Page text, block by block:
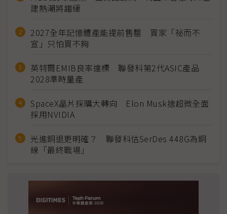
建熱潮將趨緩
2027全年記憶體產能提前售罄 買家「祕而不
宣」只怕買不夠
英特爾EMIB良率達標 聯發科第2代ASIC產品
2028準時量產
SpaceX晶片採購大轉向 Elon Musk捨超微全面
採用NVIDIA
光進銅退更明確？ 聯發科估SerDes 448G為銅
線「最終戰場」